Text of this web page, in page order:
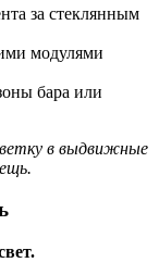
за стеклянным
модулями
бара или
в выдвижные